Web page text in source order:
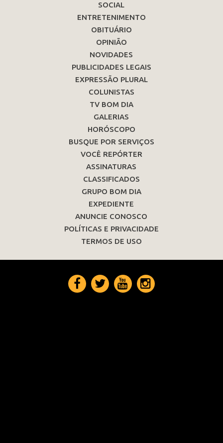
SOCIAL
ENTRETENIMENTO
OBITUÁRIO
OPINIÃO
NOVIDADES
PUBLICIDADES LEGAIS
EXPRESSÃO PLURAL
COLUNISTAS
TV BOM DIA
GALERIAS
HORÓSCOPO
BUSQUE POR SERVIÇOS
VOCÊ REPÓRTER
ASSINATURAS
CLASSIFICADOS
GRUPO BOM DIA
EXPEDIENTE
ANUNCIE CONOSCO
POLÍTICAS E PRIVACIDADE
TERMOS DE USO